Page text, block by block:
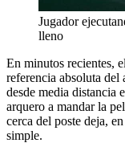
Jugador
lleno
En minutos recientes,
referencia absoluta del
desde media distancia
arquero a mandar la
cerca del poste deja,
simple.